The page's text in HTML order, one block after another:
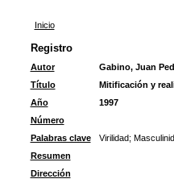
Inicio
Registro
Autor
Gabino, Juan
Título
Mitificación y
Año
1997
Número
Palabras clave
Virilidad;
Resumen
Dirección